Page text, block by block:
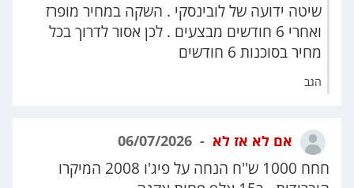
שיטה ידועה של לובינסקי . השקה במחיר מופרז
ואחרי 6 חודשים מבצעים . לכן אסור לדרוך בכל
מחיר בסוכנות 6 חודשים
הגב
אם לא אז לא
חחח 1000 ש''ח הנחה על פיג'ו 2008 המיקרו